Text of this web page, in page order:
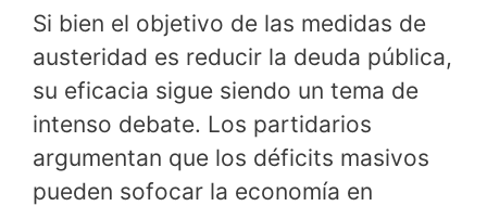
Si bien el objetivo de las medidas de
austeridad es reducir la deuda pública,
su eficacia sigue siendo un tema de
intenso debate. Los partidarios
argumentan que los déficits masivos
pueden sofocar la economía en